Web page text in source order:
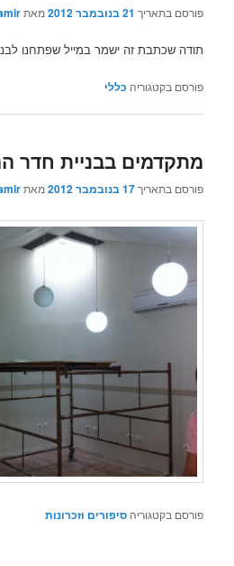
פורסם בתאריך 21 בנובמבר 2012 מאת
תודה שכתבת זה ישמר במייל שפתחנו
פורסם בקטגוריה כללי
מתקדמים בבניית חדר
פורסם בתאריך17 בנובמבר 2012 מאת
פורסם בקטגוריה סיפורים וזכרונות